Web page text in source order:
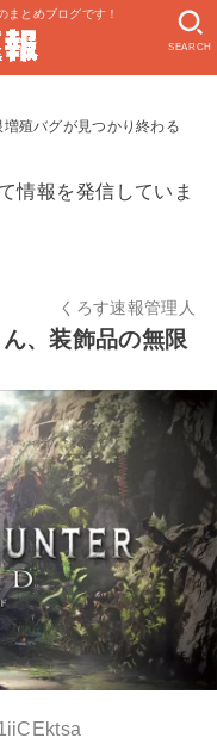
まとめブログです！
SEARCH
増殖バグが見つかり終わる
情報を発信していま
くろす速報管理人
、装飾品の無限